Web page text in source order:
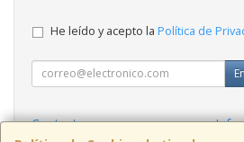
He leído y acepto la Política de
Contacto